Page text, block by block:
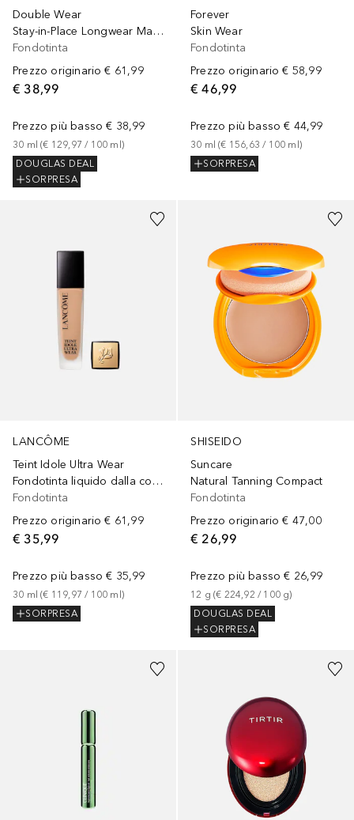
Double Wear
Stay-in-Place Longwear Matte SPF10
Fondotinta
Prezzo originario € 61,99
€ 38,99
Prezzo più basso € 38,99
30 ml (€ 129,97 / 100 ml )
DOUGLAS DEAL
SORPRESA
Forever
Skin Wear
Fondotinta
Prezzo originario € 58,99
€ 46,99
Prezzo più basso € 44,99
30 ml (€ 156,63 / 100 ml )
SORPRESA
LANCÔME
Teint Idole Ultra Wear
Fondotinta liquido dalla coprenza leggera, tenuta 24h, finish matte naturale
Fondotinta
Prezzo originario € 61,99
€ 35,99
Prezzo più basso € 35,99
30 ml (€ 119,97 / 100 ml )
SORPRESA
+47
SHISEIDO
Suncare
Natural Tanning Compact
Fondotinta
Prezzo originario € 47,00
€ 26,99
Prezzo più basso € 26,99
12 g (€ 224,92 / 100 g)
DOUGLAS DEAL
SORPRESA
+27